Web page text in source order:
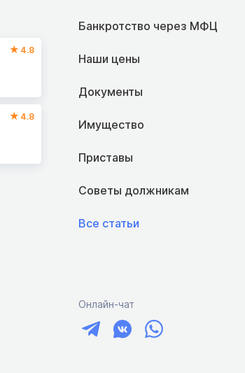
4.8
4.8
Банкротство через МФЦ
Наши цены
Документы
Имущество
Приставы
Советы должникам
Все статьи
Онлайн-чат